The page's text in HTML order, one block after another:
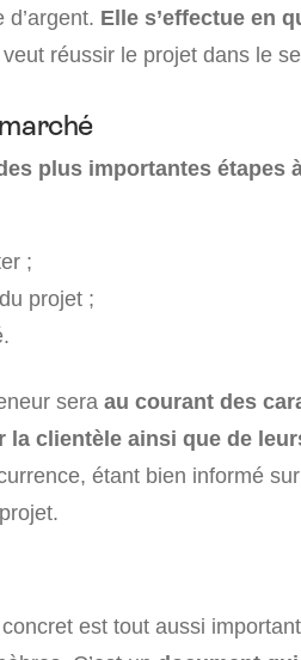
Elle s’effectue en
veut réussir le projet dans le
plus importantes étapes
;
projet ;
sera au courant des
clientèle ainsi que de
étant bien informé
concret est tout aussi